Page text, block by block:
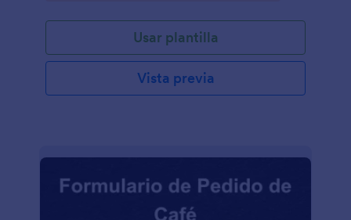
pronosticar los ingresos, programar la dotación de
personal y administrar el inventario. Los restaurantes
también pueden optar por utilizar esta plantilla como
una plataforma tradicional de pedidos en línea. Dirija
cualquier pregunta a
Usar plantilla
Vista previa